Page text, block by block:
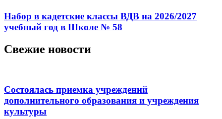
Набор в кадетские классы ВДВ на 2026/2027
учебный год в Школе № 58
Свежие новости
Состоялась приемка учреждений
дополнительного образования и учреждения
культуры